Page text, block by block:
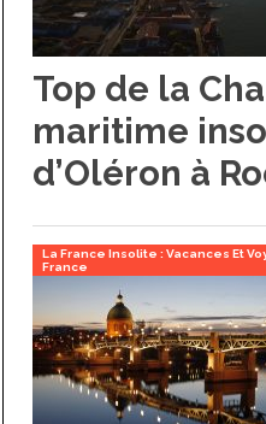
Top de la
maritime
d’Oléron à
La France Insolite : Vacances Et
France